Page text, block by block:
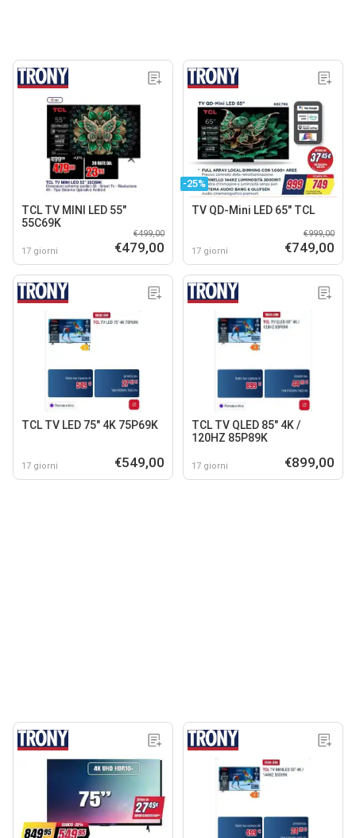
TCL TV MINI LED 55"
55C69K
17 giorni
€499,00
€479,00
-25%
TV QD-Mini LED 65" TCL
17 giorni
€999,00
€749,00
TCL TV LED 75" 4K 75P69K
17 giorni €549,00
TCL TV QLED 85" 4K /
120HZ 85P89K
17 giorni €899,00